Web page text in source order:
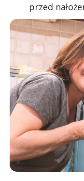
przed